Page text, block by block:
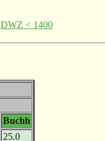
DWZ < 1400
Buchh
25.0